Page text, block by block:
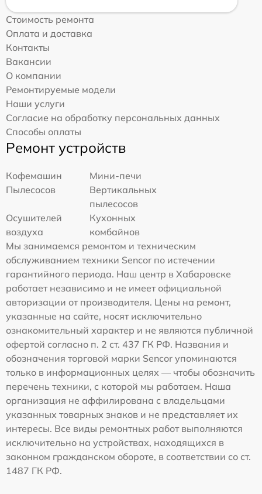
Стоимость ремонта
Оплата и доставка
Контакты
Вакансии
О компании
Ремонтируемые модели
Наши услуги
Согласие на обработку персональных данных
Способы оплаты
Ремонт устройств
Кофемашин
Мини-печи
Пылесосов
Вертикальных
пылесосов
Осушителей
воздуха
Кухонных
комбайнов
Мы занимаемся ремонтом и техническим
обслуживанием техники Sencor по истечении
гарантийного периода. Наш центр в Хабаровске
работает независимо и не имеет официальной
авторизации от производителя. Цены на ремонт,
указанные на сайте, носят исключительно
ознакомительный характер и не являются публичной
офертой согласно п. 2 ст. 437 ГК РФ. Названия и
обозначения торговой марки Sencor упоминаются
только в информационных целях — чтобы обозначить
перечень техники, с которой мы работаем. Наша
организация не аффилирована с владельцами
указанных товарных знаков и не представляет их
интересы. Все виды ремонтных работ выполняются
исключительно на устройствах, находящихся в
законном гражданском обороте, в соответствии со ст.
1487 ГК РФ.